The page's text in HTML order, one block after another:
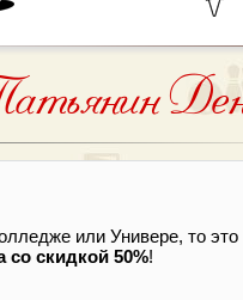
или Универе, то
со скидкой 50%!